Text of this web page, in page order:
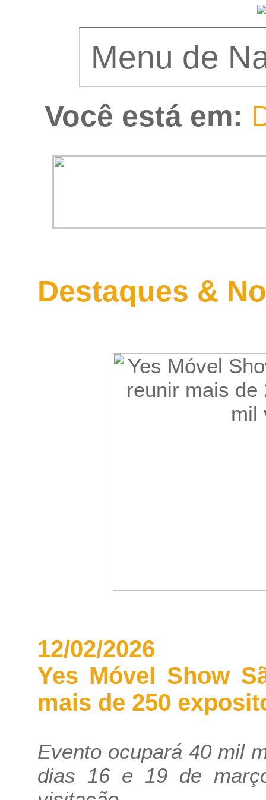
Você está em:
Destaques &
12/02/2026
Yes Móvel Show
mais de 250
Evento ocupará 40 mil
dias 16 e 19 de